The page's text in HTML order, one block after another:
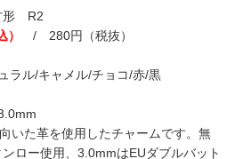
形 R2
/ 280円（税抜）
ラル/キャメル/チョコ/赤/黒
いた革を使用したチャームです。無
ロー使用、3.0mmはEUダブルバット